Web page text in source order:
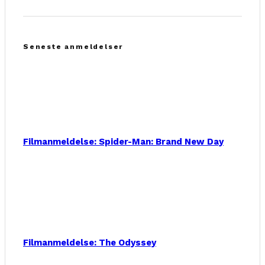
Seneste anmeldelser
Filmanmeldelse: Spider-Man: Brand New Day
Filmanmeldelse: The Odyssey